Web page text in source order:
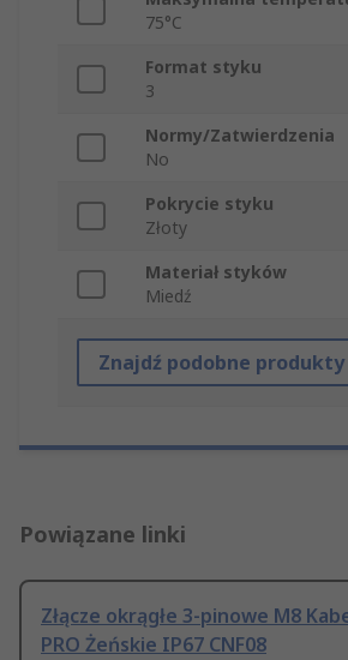
75°C
Format styku
3
Normy/Zatwierdzenia
No
Pokrycie styku
Złoty
Materiał styków
Miedź
Znajdź podobne produkty
Powiązane linki
Złącze okrągłe 3-pinowe M8
PRO Żeńskie IP67 CNF08